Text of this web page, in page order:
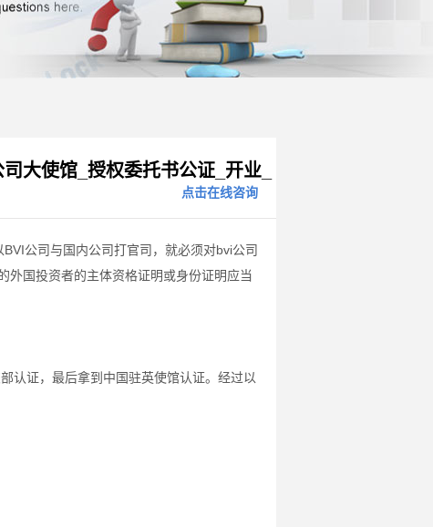
大使馆_授权委托书公证_开业_
点击在线咨询
公司与国内公司打官司，就必须对bvi公司
外国投资者的主体资格证明或身份证明应当
认证，最后拿到中国驻英使馆认证。经过以